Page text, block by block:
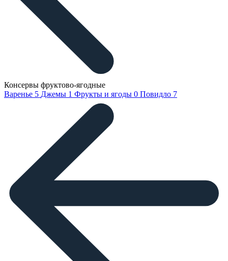
Консервы фруктово-ягодные
Варенье 5 Джемы 1 Фрукты и ягоды 0 Повидло 7